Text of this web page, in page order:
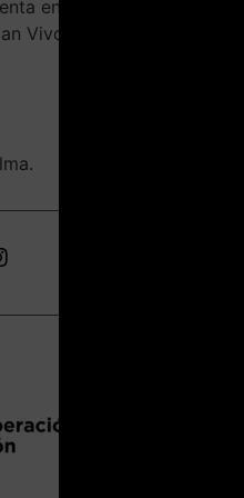
en Palma su segunda
Vivot. La exposición